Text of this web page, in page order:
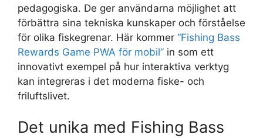
pedagogiska. De ger användarna möjlighet att
förbättra sina tekniska kunskaper och förståelse
för olika fiskegrenar. Här kommer “Fishing Bass
Rewards Game PWA för mobil” in som ett
innovativt exempel på hur interaktiva verktyg
kan integreras i det moderna fiske- och
friluftslivet.
Det unika med Fishing Bass